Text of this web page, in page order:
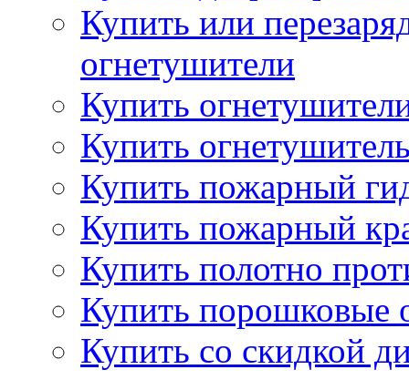
Купить или
огнетушители
Купить
Купить
Купить пожарный
Купить пожарный
Купить полотно
Купить порошковые
Купить со скидкой